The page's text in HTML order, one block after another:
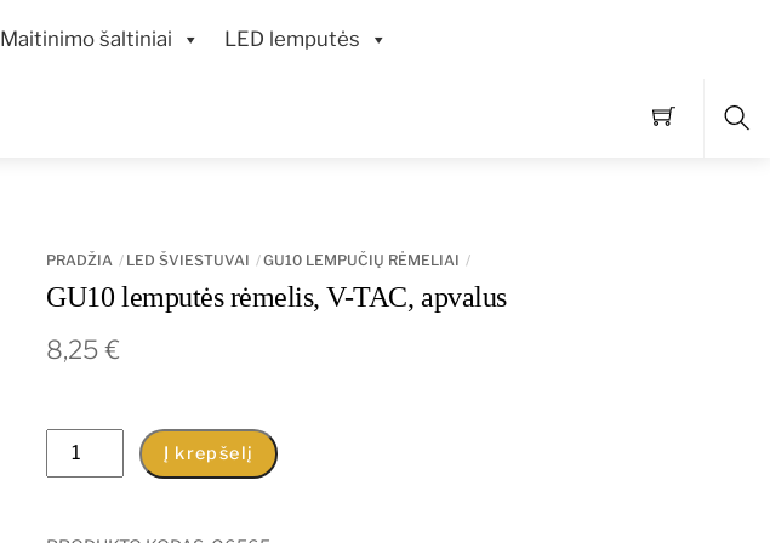
Maitinimo šaltiniai LED lemputės
PRADŽIA LED ŠVIESTUVAI GU10 LEMPUČIŲ RĖMELIAI
GU10 lemputės rėmelis, V-TAC, apvalus
8,25€
produkto
kiekis:
Į krepšelį